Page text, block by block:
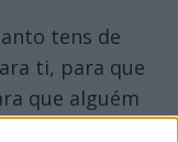
tens de
ti, para que
que alguém